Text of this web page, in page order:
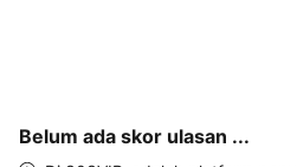
Belum ada skor ulasan ...